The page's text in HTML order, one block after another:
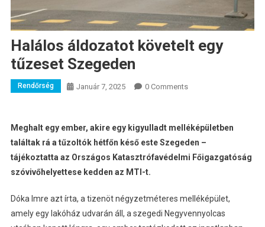
Halálos áldozatot követelt egy
tűzeset Szegeden
Rendőrség Január 7, 2025 0 Comments
Meghalt egy ember, akire egy kigyulladt melléképületben
találtak rá a tűzoltók hétfőn késő este Szegeden –
tájékoztatta az Országos Katasztrófavédelmi Főigazgatóság
szóvivőhelyettese kedden az MTI-t.
Dóka Imre azt írta, a tizenöt négyzetméteres melléképület,
amely egy lakóház udvarán áll, a szegedi Negyvennyolcas